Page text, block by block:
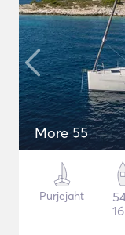
More 55
Purjejaht